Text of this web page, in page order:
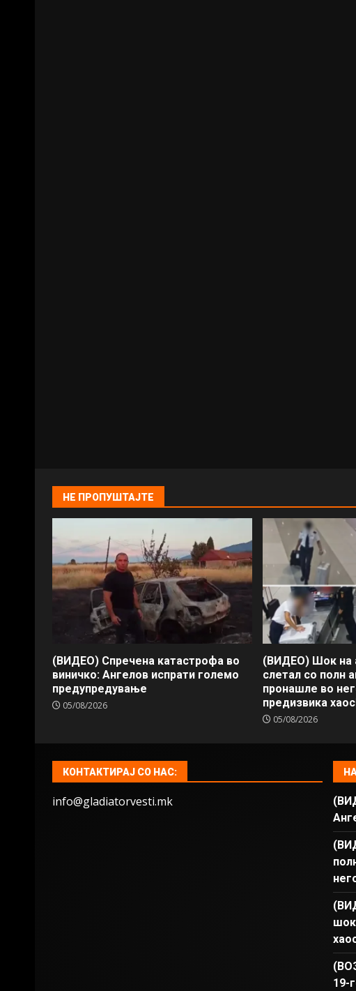
НЕ ПРОПУШТАЈТЕ
(ВИДЕО) Спречена катастрофа во
виничко: Ангелов испрати големо
предупредување
05/08/2026
(ВИДЕО) Шок на
слетал со полн
пронашле во
предизвика
05/08/2026
КОНТАКТИРАЈ СО НАС:
info@gladiatorvesti.mk
19-